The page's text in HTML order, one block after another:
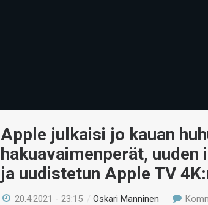
Apple julkaisi jo kauan
hakuavaimenperät, uuden
ja uudistetun Apple TV
20.4.2021 - 23:15 /Oskari Manninen